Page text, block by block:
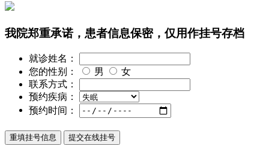
我院郑重承诺，患者信息保密，仅用作挂号存档
就诊姓名：
您的性别：
男
女
联系方式：
预约疾病：
预约时间：
重填挂号信息 提交在线挂号